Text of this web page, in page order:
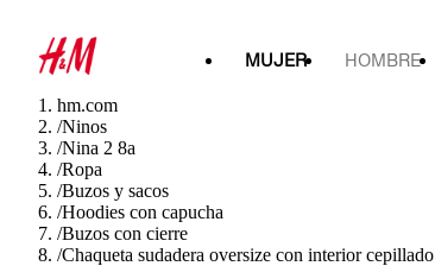
MUJER HOMBRE
hm.com
/Ninos
/Nina 2 8a
/Ropa
/Buzos y sacos
/Hoodies con capucha
/Buzos con cierre
/Chaqueta sudadera oversize con interior cepillado